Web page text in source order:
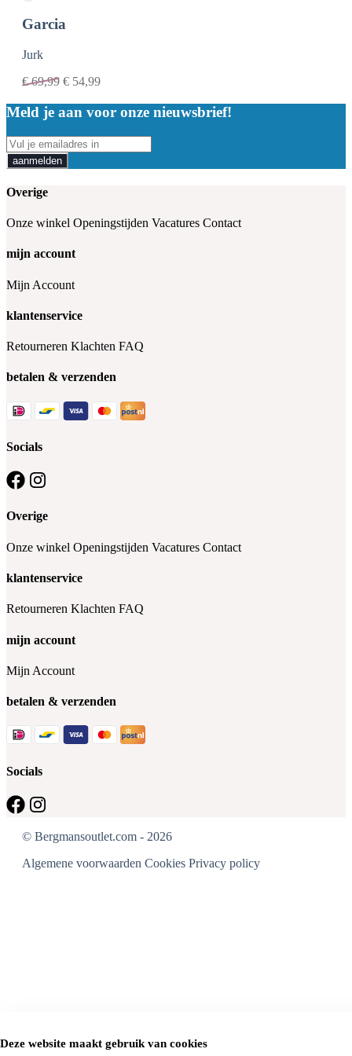
Deze website maakt gebruik van cookies
Garcia
Jurk
€69,99 € 54,99
Meld je aan voor onze nieuwsbrief!
aanmelden
Overige
Onze winkel Openingstijden Vacatures Contact
mijn account
Mijn Account
klantenservice
Retourneren Klachten FAQ
betalen & verzenden
Socials
Overige
Onze winkel Openingstijden Vacatures Contact
klantenservice
Retourneren Klachten FAQ
mijn account
Mijn Account
betalen & verzenden
Socials
© Bergmansoutlet.com - 2026
Algemene voorwaarden Cookies Privacy policy